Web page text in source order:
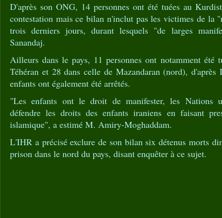
D'après son ONG, 14 personnes ont été tuées au
contestation mais ce bilan n'inclut pas les victimes de la
trois derniers jours, durant lesquels "de larges
Sanandaj.
Ailleurs dans le pays, 11 personnes ont notamment été
Téhéran et 28 dans celle de Mazandaran (nord),
enfants ont également été arrêtés.
"Les enfants ont le droit de manifester, les Nations
défendre les droits des enfants iraniens en faisant
islamique", a estimé M. Amiry-Moghaddam.
L'IHR a précisé exclure de son bilan six détenus morts
prison dans le nord du pays, disant enquêter à ce sujet.